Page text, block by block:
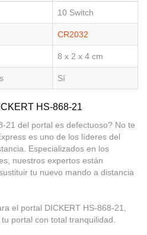
10 Switch
CR2032
8 x 2 x 4 cm
Sí
HS-868-21
21 del portal es defectuoso? No te
es uno de los líderes del
Especializados en los
nuestros expertos están
tu nuevo mando a distancia
el portal DICKERT HS-868-21,
portal con total tranquilidad.